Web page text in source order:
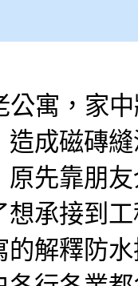
公寓，家
造成磁磚
原先靠朋
想承接到
的解釋 防